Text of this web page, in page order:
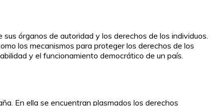
órganos de autoridad y los derechos de los individuos.
los mecanismos para proteger los derechos de los
y el funcionamiento democrático de un país.
En ella se encuentran plasmados los derechos